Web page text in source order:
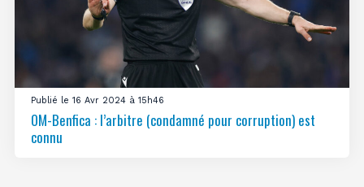
Publié le 16 Avr 2024 à 15h46
OM-Benfica : l’arbitre (condamné pour corruption) est
connu